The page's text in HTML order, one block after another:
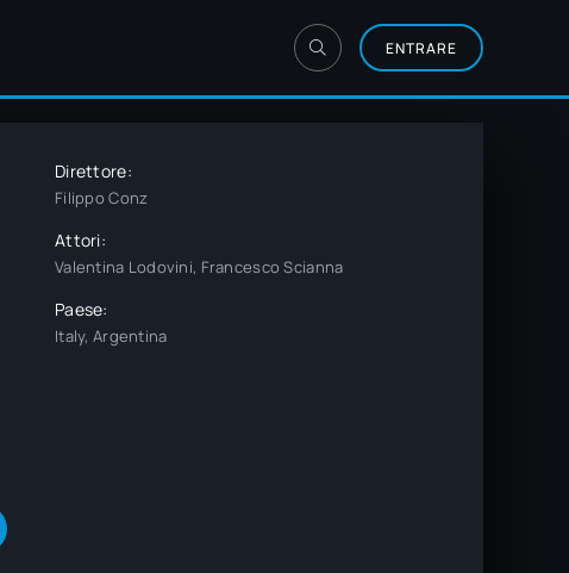
ENTRARE
Direttore:
Filippo Conz
Attori:
Valentina Lodovini, Francesco Scianna
Paese:
Italy, Argentina